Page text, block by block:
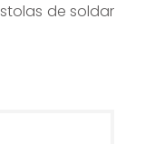
de soldar